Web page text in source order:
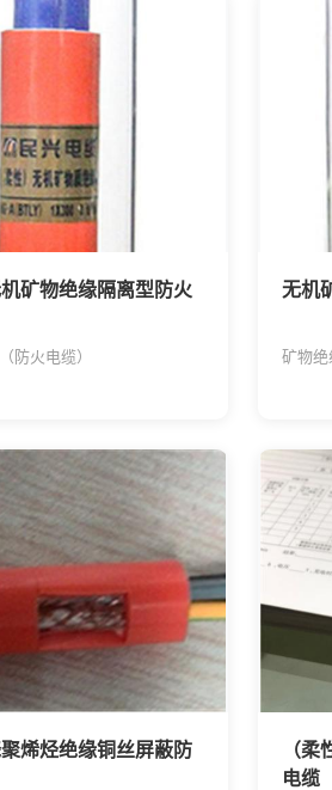
机矿物绝缘隔离型防火
防火电缆）
无机
矿物绝
烯烃绝缘铜丝屏蔽防
（
电缆